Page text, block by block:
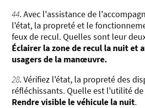
44. Avec l'assistance de
l'état, la propreté et le
feux de recul. Quelles sont leur
Éclairer la zone de recul la nuit et
usagers de la manœuvre.
28. Vérifiez l'état, la propreté des
réfléchissants. Quelle est l'utilité de
Rendre visible le véhicule la nuit.